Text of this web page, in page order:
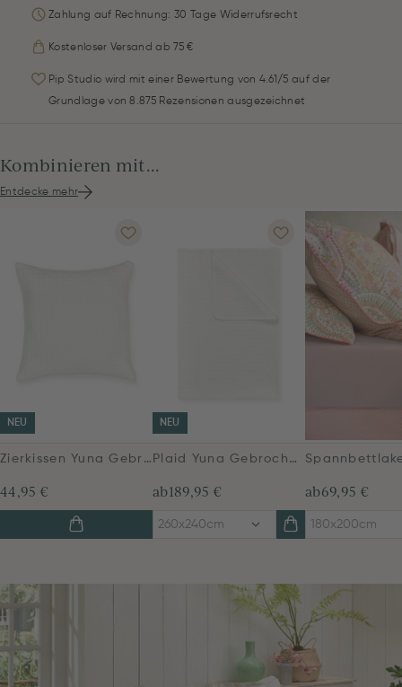
Zahlung auf Rechnung: 30 Tage Widerrufsrecht
Kostenloser Versand ab 75 €
Pip Studio wird mit einer Bewertung von 4.61/5 auf der
Grundlage von 8.875 Rezensionen ausgezeichnet
Kombinieren mit...
Entdecke mehr
NEU
Zierkissen Yuna Gebrochen Weiß
44,95 €
NEU
Plaid Yuna Gebrochen Weiß
ab189,95 €
260x240cm
ab69,95 €
180x200cm